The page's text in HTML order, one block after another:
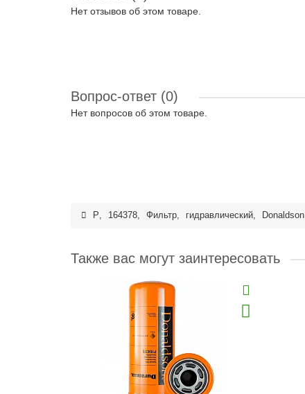
Нет отзывов об этом товаре.
Вопрос-ответ (0)
Нет вопросов об этом товаре.
P, 164378, Фильтр, гидравлический, Donaldson
Также вас могут заинтересовать